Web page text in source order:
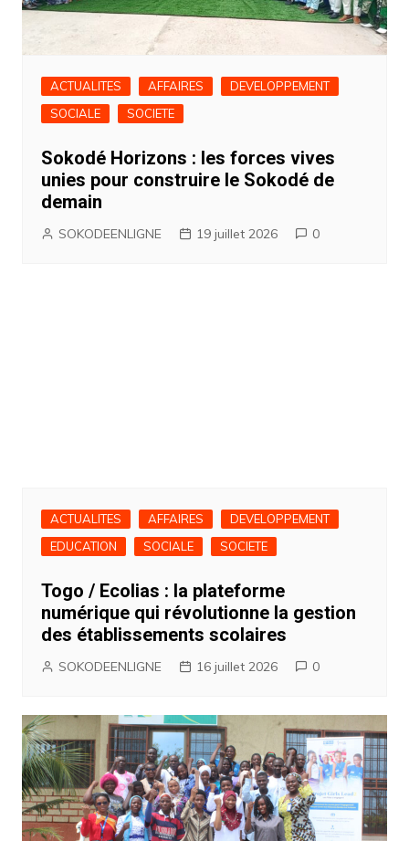
ACTUALITES AFFAIRES
DEVELOPPEMENT
SOCIALE
SOCIETE
Sokodé Horizons : les forces vives
unies pour construire le Sokodé de
demain
SOKODEENLIGNE 19 juillet 2026 0
ACTUALITES AFFAIRES
DEVELOPPEMENT
EDUCATION
SOCIALE SOCIETE
Togo / Ecolias : la plateforme
numérique qui révolutionne la gestion
des établissements scolaires
SOKODEENLIGNE 16 juillet 2026 0